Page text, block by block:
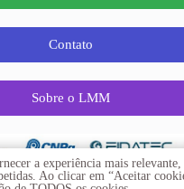
Contato
Sobre o LMM
a experiência mais
Ao clicar em “Aceitar